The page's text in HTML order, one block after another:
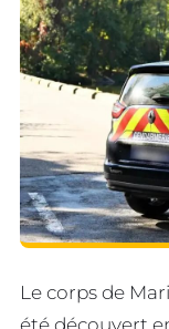
Le corps de
été découvert